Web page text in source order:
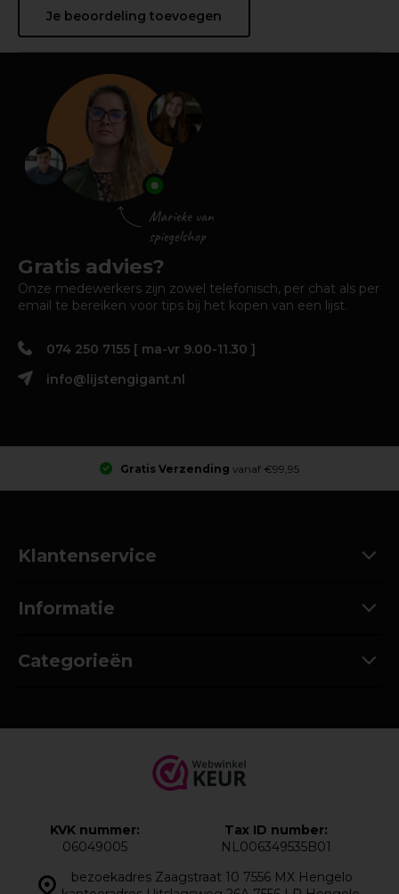
Je beoordeling toevoegen
Gratis advies?
Onze medewerkers zijn zowel telefonisch, per chat als per
email te bereiken voor tips bij het kopen van een lijst.
074 250 7155 [ ma-vr 9.00-11.30 ]
info@lijstengigant.nl
Gratis Verzending vanaf €99,95
Klantenservice
Informatie
Categorieën
bezoekadres Zaagstraat 10 7556 MX Hengelo
KVK nummer:
06049005
Tax ID number:
NL006349535B01